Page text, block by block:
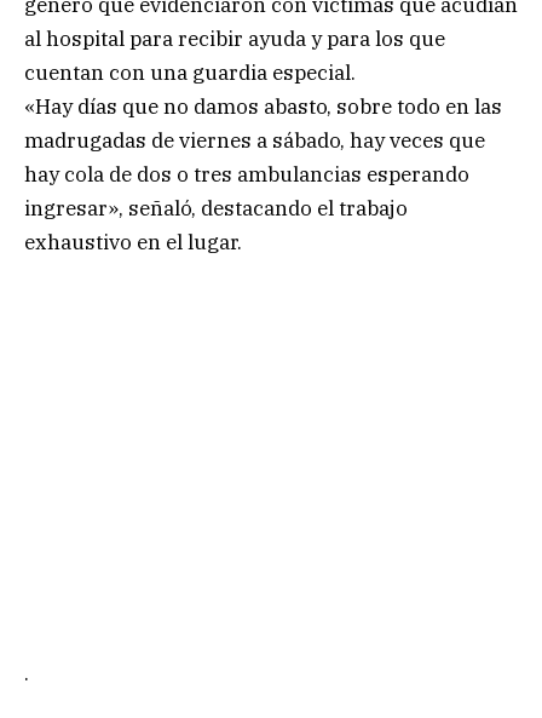
al hospital para recibir ayuda y para los que
cuentan con una guardia especial.
«Hay días que no damos abasto, sobre todo en las
madrugadas de viernes a sábado, hay veces que
hay cola de dos o tres ambulancias esperando
ingresar», señaló, destacando el trabajo
exhaustivo en el lugar.
.